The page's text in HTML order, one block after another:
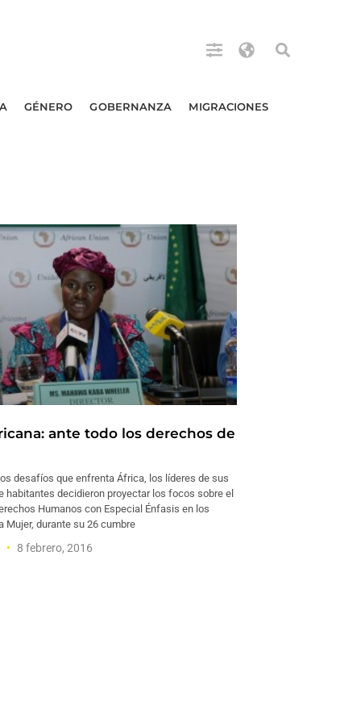
GÉNERO GOBERNANZA MIGRACIONES
ante todo los derechos de
desafíos que enfrenta África, los líderes de sus
habitantes decidieron proyectar los focos sobre el
Humanos con Especial Énfasis en los
Mujer, durante su 26 cumbre
8 febrero, 2016